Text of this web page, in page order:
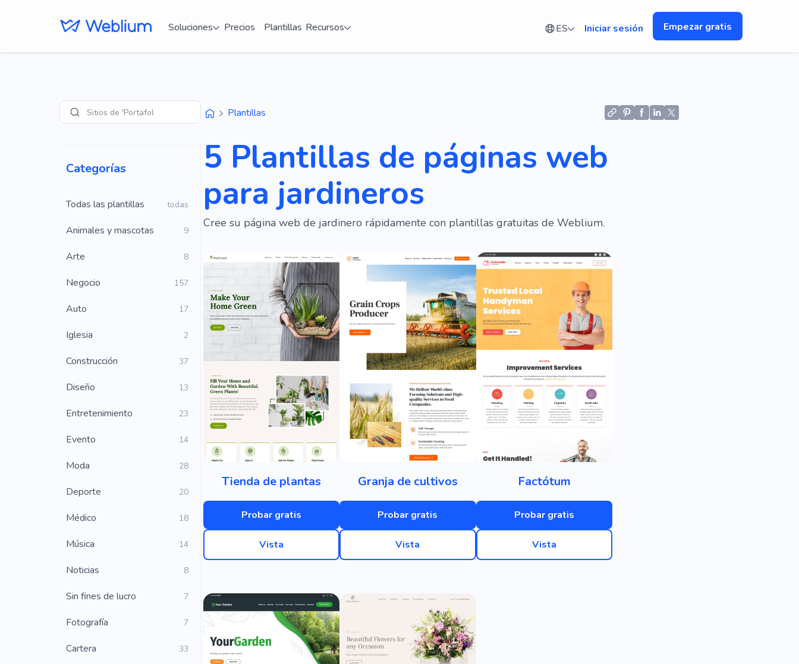
Soluciones Precios Plantillas Recursos ES Iniciar sesión Empezar gratis
Búsqueda
Sitios de 'Portafolio'
Categorías
Todas las plantillas todas
Animales y mascotas 9
Arte 8
Negocio 157
Auto 17
Iglesia 2
Construcción 37
Diseño 13
Entretenimiento 23
Evento 14
Moda 28
Deporte 20
Médico 18
Música 14
Noticias 8
Sin fines de lucro 7
Fotografía 7
Cartera 33
Plantillas
5 Plantillas de páginas web
para jardineros
Cree su página web de jardinero rápidamente con plantillas gratuitas de Weblium.
Tienda de plantas
Probar gratis
Vista
Granja de cultivos
Probar gratis
Vista
Factótum
Probar gratis
Vista